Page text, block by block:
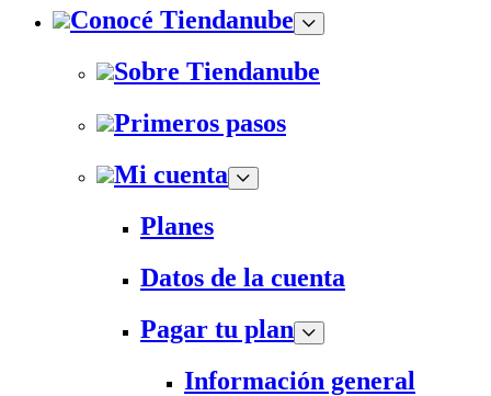
Conocé Tiendanube
Sobre Tiendanube
Primeros pasos
Mi cuenta
Planes
Datos de la cuenta
Pagar tu plan
Información general